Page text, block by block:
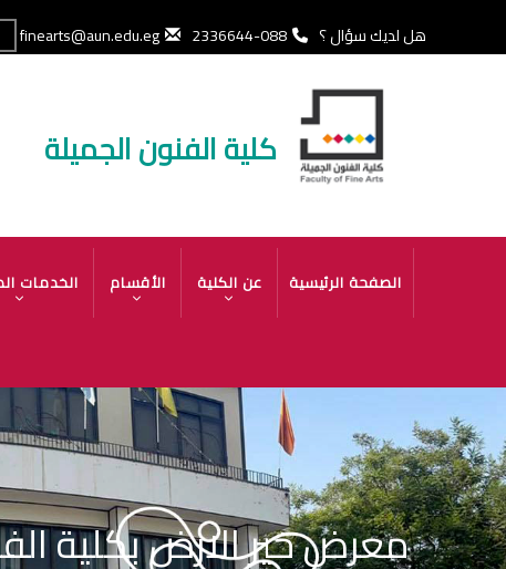
المحتوى
هل لديك سؤال ؟ 088-2336644
finearts@aun.edu.eg
كلية الفنون الجميلة
NAVIGATION
الصفحة الرئيسية عن الكلية الأقسام الخدمات
معرض خير الارض بكلية